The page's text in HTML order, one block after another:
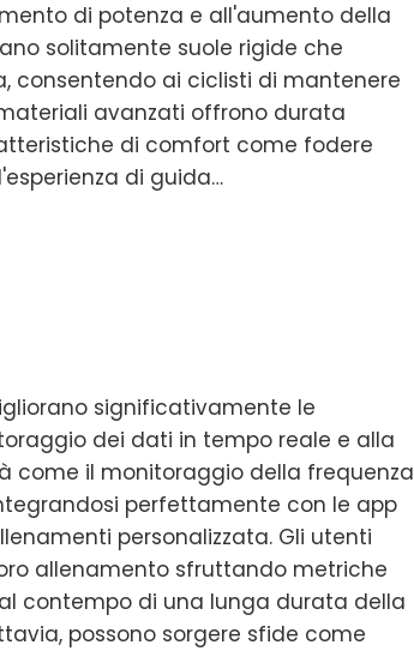
di potenza e all'aumento della
solitamente suole rigide che
consentendo ai ciclisti di mantenere
avanzati offrono durata
di comfort come fodere
di guida…
significativamente le
dei dati in tempo reale e alla
come il monitoraggio della frequenza
perfettamente con le app
personalizzata. Gli utenti
allenamento sfruttando metriche
contempo di una lunga durata della
possono sorgere sfide come